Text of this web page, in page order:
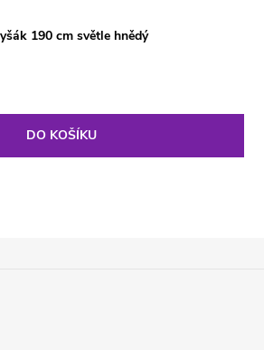
190 cm světle hnědý
DO KOŠÍKU